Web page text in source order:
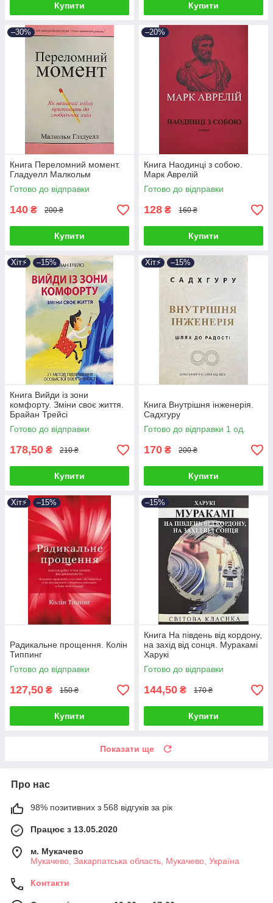
Купити Купити
–30%
Книга Переломний момент.
Гладуелл Малкольм
Готово до відправки
140 ₴ 200 ₴
Купити
–20%
Книга Наодинці з собою.
Марк Аврелій
Готово до відправки
128 ₴ 160 ₴
Купити
Хіт⚡️ –15%
Книга Вийди із зони
комфорту. Зміни своє життя.
Брайан Трейсі
Готово до відправки
178,50 ₴ 210 ₴
Купити
Хіт⚡️ –15%
Книга Внутрішня інженерія.
Садхгуру
Готово до відправки 1 од.
170 ₴ 200 ₴
Купити
Хіт⚡️ –15%
Радикальне прощення. Колін
Типпинг
Готово до відправки
127,50 ₴ 150 ₴
Купити
–15%
Книга На південь від кордону,
на захід від сонця. Муракамі
Харукі
Готово до відправки
144,50 ₴ 170 ₴
Купити
Показати ще
Про нас
98% позитивних з 568 відгуків за рік
Працює з 13.05.2020
м. Мукачево
Мукачево, Закарпатська область, Мукачево, Україна
Контакти